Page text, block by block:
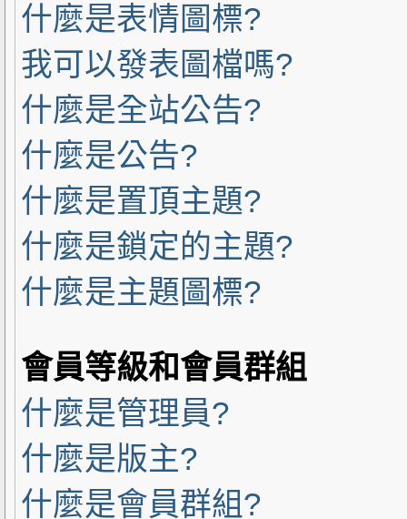
什麼是表情圖標?
我可以發表圖檔嗎?
什麼是全站公告?
什麼是公告?
什麼是置頂主題?
什麼是鎖定的主題?
什麼是主題圖標?
會員等級和會員群組
什麼是管理員?
什麼是版主?
什麼是會員群組?